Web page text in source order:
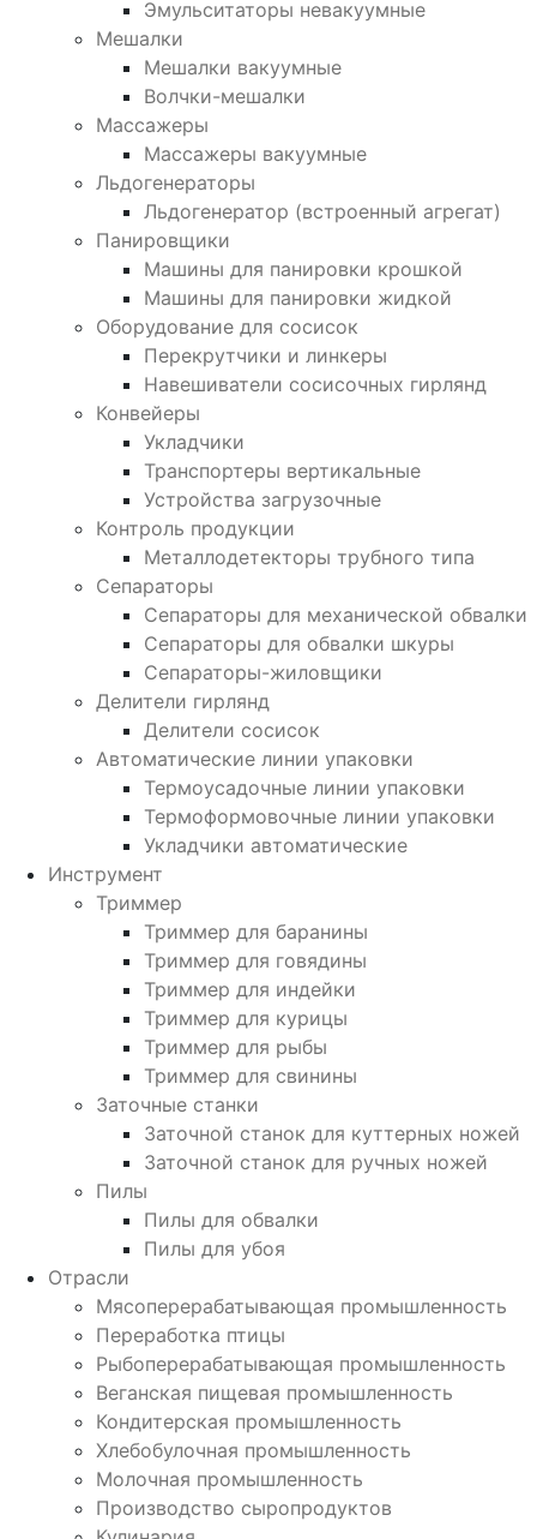
Эмульситаторы невакуумные
Мешалки
Мешалки вакуумные
Волчки-мешалки
Массажеры
Массажеры вакуумные
Льдогенераторы
Льдогенератор (встроенный агрегат)
Панировщики
Машины для панировки крошкой
Машины для панировки жидкой
Оборудование для сосисок
Перекрутчики и линкеры
Навешиватели сосисочных гирлянд
Конвейеры
Укладчики
Транспортеры вертикальные
Устройства загрузочные
Контроль продукции
Металлодетекторы трубного типа
Сепараторы
Сепараторы для механической обвалки
Сепараторы для обвалки шкуры
Сепараторы-жиловщики
Делители гирлянд
Делители сосисок
Автоматические линии упаковки
Термоусадочные линии упаковки
Термоформовочные линии упаковки
Укладчики автоматические
Инструмент
Триммер
Триммер для баранины
Триммер для говядины
Триммер для индейки
Триммер для курицы
Триммер для рыбы
Триммер для свинины
Заточные станки
Заточной станок для куттерных ножей
Заточной станок для ручных ножей
Пилы
Пилы для обвалки
Пилы для убоя
Отрасли
Мясоперерабатывающая промышленность
Переработка птицы
Рыбоперерабатывающая промышленность
Веганская пищевая промышленность
Кондитерская промышленность
Хлебобулочная промышленность
Молочная промышленность
Производство сыропродуктов